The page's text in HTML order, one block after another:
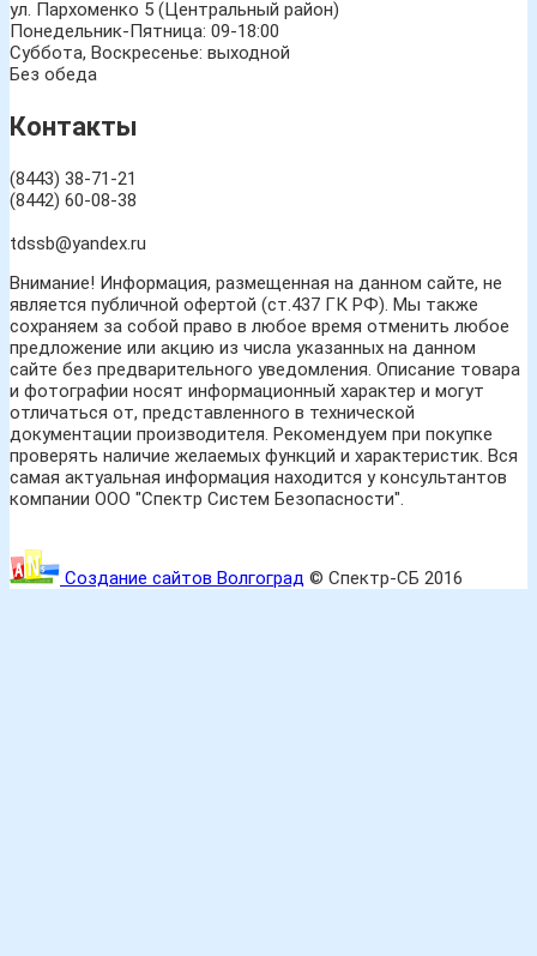
ул. Пархоменко 5 (Центральный район)
Понедельник-Пятница: 09-18:00
Суббота, Воскресенье: выходной
Без обеда
Контакты
(8443) 38-71-21
(8442) 60-08-38
tdssb@yandex.ru
Внимание! Информация, размещенная на данном сайте, не
является публичной офертой (ст.437 ГК РФ). Мы также
сохраняем за собой право в любое время отменить любое
предложение или акцию из числа указанных на данном
сайте без предварительного уведомления. Описание товара
и фотографии носят информационный характер и могут
отличаться от, представленного в технической
документации производителя. Рекомендуем при покупке
проверять наличие желаемых функций и характеристик. Вся
самая актуальная информация находится у консультантов
компании ООО "Спектр Систем Безопасности".
Создание сайтов Волгоград © Спектр-СБ 2016